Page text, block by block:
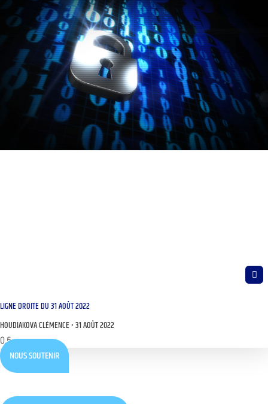
LIGNE DROITE DU 31 AOÛT 2022
HOUDIAKOVA CLÉMENCE 31 AOÛT 2022
NOUS SOUTENIR